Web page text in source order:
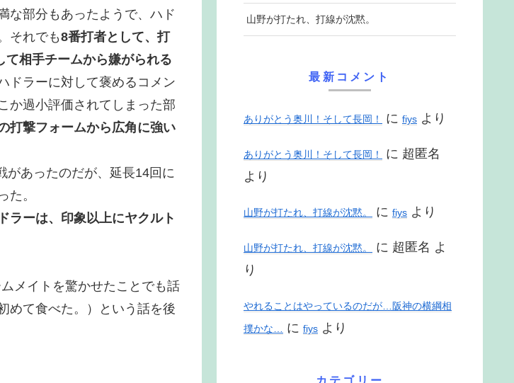
な部分もあったようで、ハド
それでも8番打者として、打
相手チームから嫌がられる
ドラーに対して褒めるコメン
か過小評価されてしまった部
打撃フォームから広角に強い
があったのだが、延長14回に
た。
ラーは、印象以上にヤクルト
メイトを驚かせたことでも話
めて食べた。）という話を後
山野が打たれ、打線が沈黙。
最新コメント
ありがとう奥川！そして長岡！ に fiys より
ありがとう奥川！そして長岡！ に 超匿名
より
山野が打たれ、打線が沈黙。 に fiys より
山野が打たれ、打線が沈黙。 に 超匿名 よ
り
やれることはやっているのだが…阪神の横綱相
撲かな… に fiys より
カテゴリー